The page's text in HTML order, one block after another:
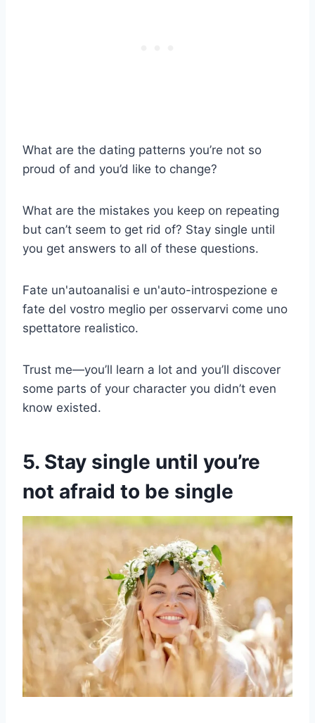
What are the dating patterns you’re not so
proud of and you’d like to change?
What are the mistakes you keep on repeating
but can’t seem to get rid of? Stay single until
you get answers to all of these questions.
Fate un'autoanalisi e un'auto-introspezione e
fate del vostro meglio per osservarvi come uno
spettatore realistico.
Trust me—you’ll learn a lot and you’ll discover
some parts of your character you didn’t even
know existed.
5. Stay single until you’re
not afraid to be single